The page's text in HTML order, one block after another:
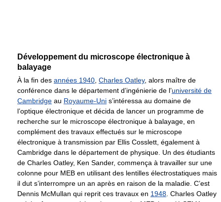
Développement du microscope électronique à
balayage
À la fin des années 1940 Charles Oatley, alors maître de
conférence dans le département d’ingénierie de l’université de
Cambridge au Royaume-Uni s’intéressa au domaine de
l’optique électronique et décida de lancer un programme de
recherche sur le microscope électronique à balayage, en
complément des travaux effectués sur le microscope
électronique à transmission par Ellis Cosslett, également à
Cambridge dans le département de physique. Un des étudiants
de Charles Oatley, Ken Sander, commença à travailler sur une
colonne pour MEB en utilisant des lentilles électrostatiques mais
il dut s’interrompre un an après en raison de la maladie. C’est
Dennis McMullan qui reprit ces travaux en 1948 . Charles Oatley